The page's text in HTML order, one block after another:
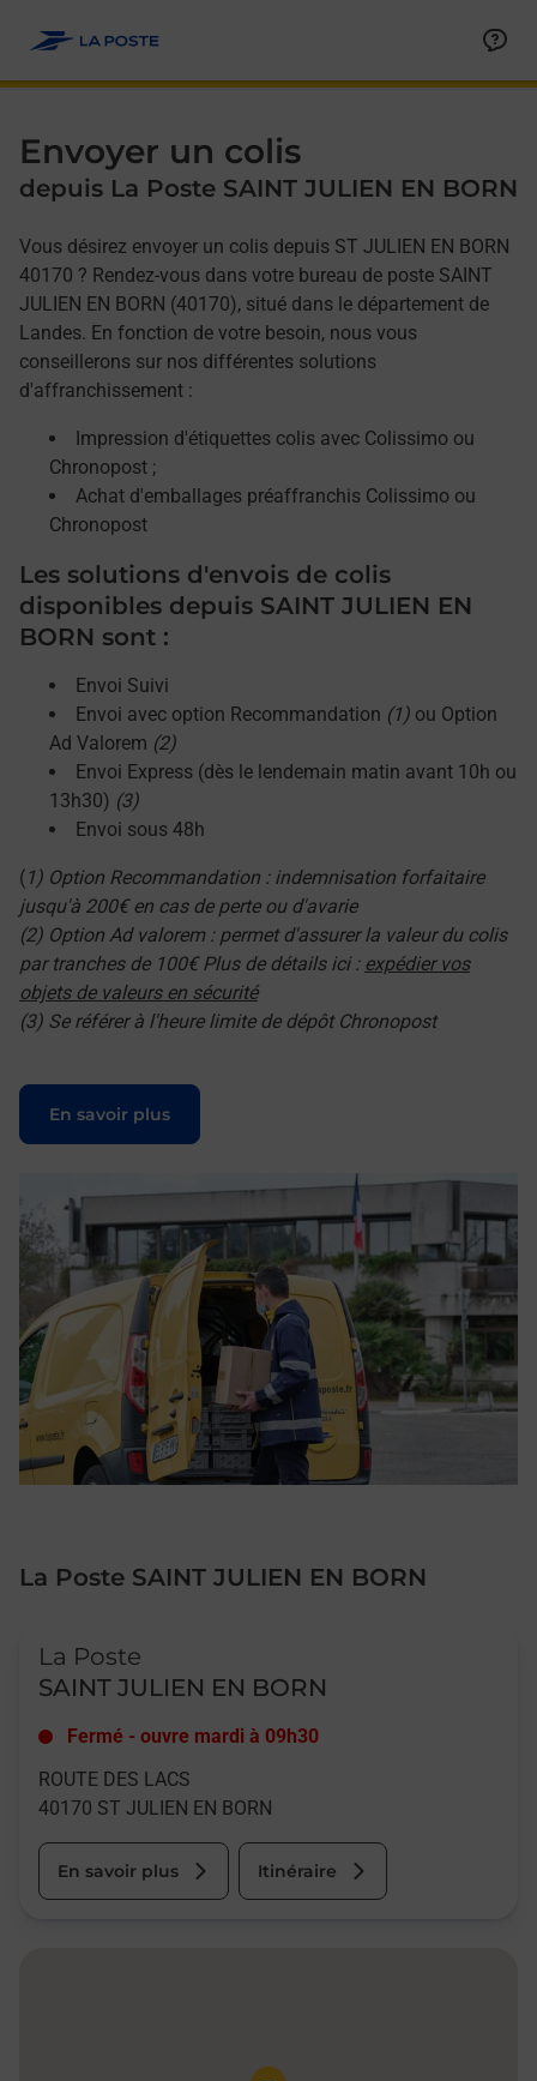
Envoyer un colis
depuis La Poste SAINT JULIEN EN BORN
Vous désirez envoyer un colis depuis ST JULIEN EN BORN
40170 ? Rendez-vous dans votre bureau de poste SAINT
JULIEN EN BORN (40170), situé dans le département de
Landes. En fonction de votre besoin, nous vous
conseillerons sur nos différentes solutions
d'affranchissement :
Impression d'étiquettes colis avec Colissimo ou
Chronopost ;
Achat d'emballages préaffranchis Colissimo ou
Chronopost
Les solutions d'envois de colis
disponibles depuis SAINT JULIEN EN
BORN sont :
Envoi Suivi
Envoi avec option Recommandation (1) ou Option
Ad Valorem (2)
Envoi Express (dès le lendemain matin avant 10h ou
13h30) (3)
Envoi sous 48h
( 1) Option Recommandation : indemnisation forfaitaire
jusqu'à 200€ en cas de perte ou d'avarie
(2) Option Ad valorem : permet d'assurer la valeur du colis
par tranches de 100€ Plus de détails ici : expédier vos
objets de valeurs en sécurité
(3) Se référer à l'heure limite de dépôt Chronopost
En savoir plus
Le lien s'ouvre dans un nouvel onglet
La Poste SAINT JULIEN EN BORN
La Poste
SAINT JULIEN EN BORN
Fermé - ouvre mardi à 09h30
ROUTE DES LACS
40170 ST JULIEN EN BORN
En savoir plus Itinéraire
Pin de la carte